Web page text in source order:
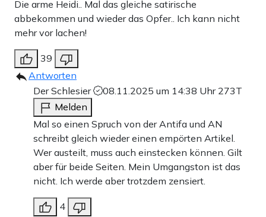
Die arme Heidi.. Mal das gleiche satirische
abbekommen und wieder das Opfer.. Ich kann nicht
mehr vor lachen!
39
Antworten
Der Schlesier
08.11.2025 um 14:38 Uhr 273T
Melden
Mal so einen Spruch von der Antifa und AN
schreibt gleich wieder einen empörten Artikel.
Wer austeilt, muss auch einstecken können. Gilt
aber für beide Seiten. Mein Umgangston ist das
nicht. Ich werde aber trotzdem zensiert.
4